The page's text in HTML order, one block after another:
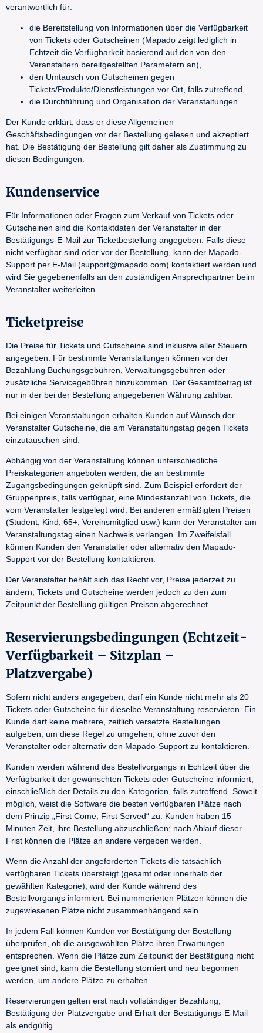
verantwortlich für:
die Bereitstellung von Informationen über die Verfügbarkeit
von Tickets oder Gutscheinen (Mapado zeigt lediglich in
Echtzeit die Verfügbarkeit basierend auf den von den
Veranstaltern bereitgestellten Parametern an),
den Umtausch von Gutscheinen gegen
Tickets/Produkte/Dienstleistungen vor Ort, falls zutreffend,
die Durchführung und Organisation der Veranstaltungen.
Der Kunde erklärt, dass er diese Allgemeinen
Geschäftsbedingungen vor der Bestellung gelesen und akzeptiert
hat. Die Bestätigung der Bestellung gilt daher als Zustimmung zu
diesen Bedingungen.
Kundenservice
Für Informationen oder Fragen zum Verkauf von Tickets oder
Gutscheinen sind die Kontaktdaten der Veranstalter in der
Bestätigungs-E-Mail zur Ticketbestellung angegeben. Falls diese
nicht verfügbar sind oder vor der Bestellung, kann der Mapado-
Support per E-Mail (support@mapado.com) kontaktiert werden und
wird Sie gegebenenfalls an den zuständigen Ansprechpartner beim
Veranstalter weiterleiten.
Ticketpreise
Die Preise für Tickets und Gutscheine sind inklusive aller Steuern
angegeben. Für bestimmte Veranstaltungen können vor der
Bezahlung Buchungsgebühren, Verwaltungsgebühren oder
zusätzliche Servicegebühren hinzukommen. Der Gesamtbetrag ist
nur in der bei der Bestellung angegebenen Währung zahlbar.
Bei einigen Veranstaltungen erhalten Kunden auf Wunsch der
Veranstalter Gutscheine, die am Veranstaltungstag gegen Tickets
einzutauschen sind.
Abhängig von der Veranstaltung können unterschiedliche
Preiskategorien angeboten werden, die an bestimmte
Zugangsbedingungen geknüpft sind. Zum Beispiel erfordert der
Gruppenpreis, falls verfügbar, eine Mindestanzahl von Tickets, die
vom Veranstalter festgelegt wird. Bei anderen ermäßigten Preisen
(Student, Kind, 65+, Vereinsmitglied usw.) kann der Veranstalter am
Veranstaltungstag einen Nachweis verlangen. Im Zweifelsfall
können Kunden den Veranstalter oder alternativ den Mapado-
Support vor der Bestellung kontaktieren.
Der Veranstalter behält sich das Recht vor, Preise jederzeit zu
ändern; Tickets und Gutscheine werden jedoch zu den zum
Zeitpunkt der Bestellung gültigen Preisen abgerechnet.
Reservierungsbedingungen (Echtzeit-
Verfügbarkeit – Sitzplan –
Platzvergabe)
Sofern nicht anders angegeben, darf ein Kunde nicht mehr als 20
Tickets oder Gutscheine für dieselbe Veranstaltung reservieren. Ein
Kunde darf keine mehrere, zeitlich versetzte Bestellungen
aufgeben, um diese Regel zu umgehen, ohne zuvor den
Veranstalter oder alternativ den Mapado-Support zu kontaktieren.
Kunden werden während des Bestellvorgangs in Echtzeit über die
Verfügbarkeit der gewünschten Tickets oder Gutscheine informiert,
einschließlich der Details zu den Kategorien, falls zutreffend. Soweit
möglich, weist die Software die besten verfügbaren Plätze nach
dem Prinzip „First Come, First Served“ zu. Kunden haben 15
Minuten Zeit, ihre Bestellung abzuschließen; nach Ablauf dieser
Frist können die Plätze an andere vergeben werden.
Wenn die Anzahl der angeforderten Tickets die tatsächlich
verfügbaren Tickets übersteigt (gesamt oder innerhalb der
gewählten Kategorie), wird der Kunde während des
Bestellvorgangs informiert. Bei nummerierten Plätzen können die
zugewiesenen Plätze nicht zusammenhängend sein.
In jedem Fall können Kunden vor Bestätigung der Bestellung
überprüfen, ob die ausgewählten Plätze ihren Erwartungen
entsprechen. Wenn die Plätze zum Zeitpunkt der Bestätigung nicht
geeignet sind, kann die Bestellung storniert und neu begonnen
werden, um andere Plätze zu erhalten.
Reservierungen gelten erst nach vollständiger Bezahlung,
Bestätigung der Platzvergabe und Erhalt der Bestätigungs-E-Mail
als endgültig.